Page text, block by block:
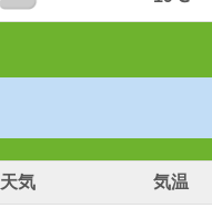
天気 気温